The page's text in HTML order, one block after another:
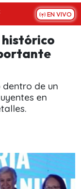
EN VIVO
histórico
de un
en